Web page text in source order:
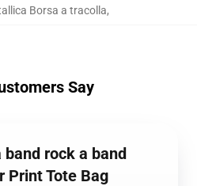
Borsa a tracolla,
Say
rock a band
Print Tote Bag